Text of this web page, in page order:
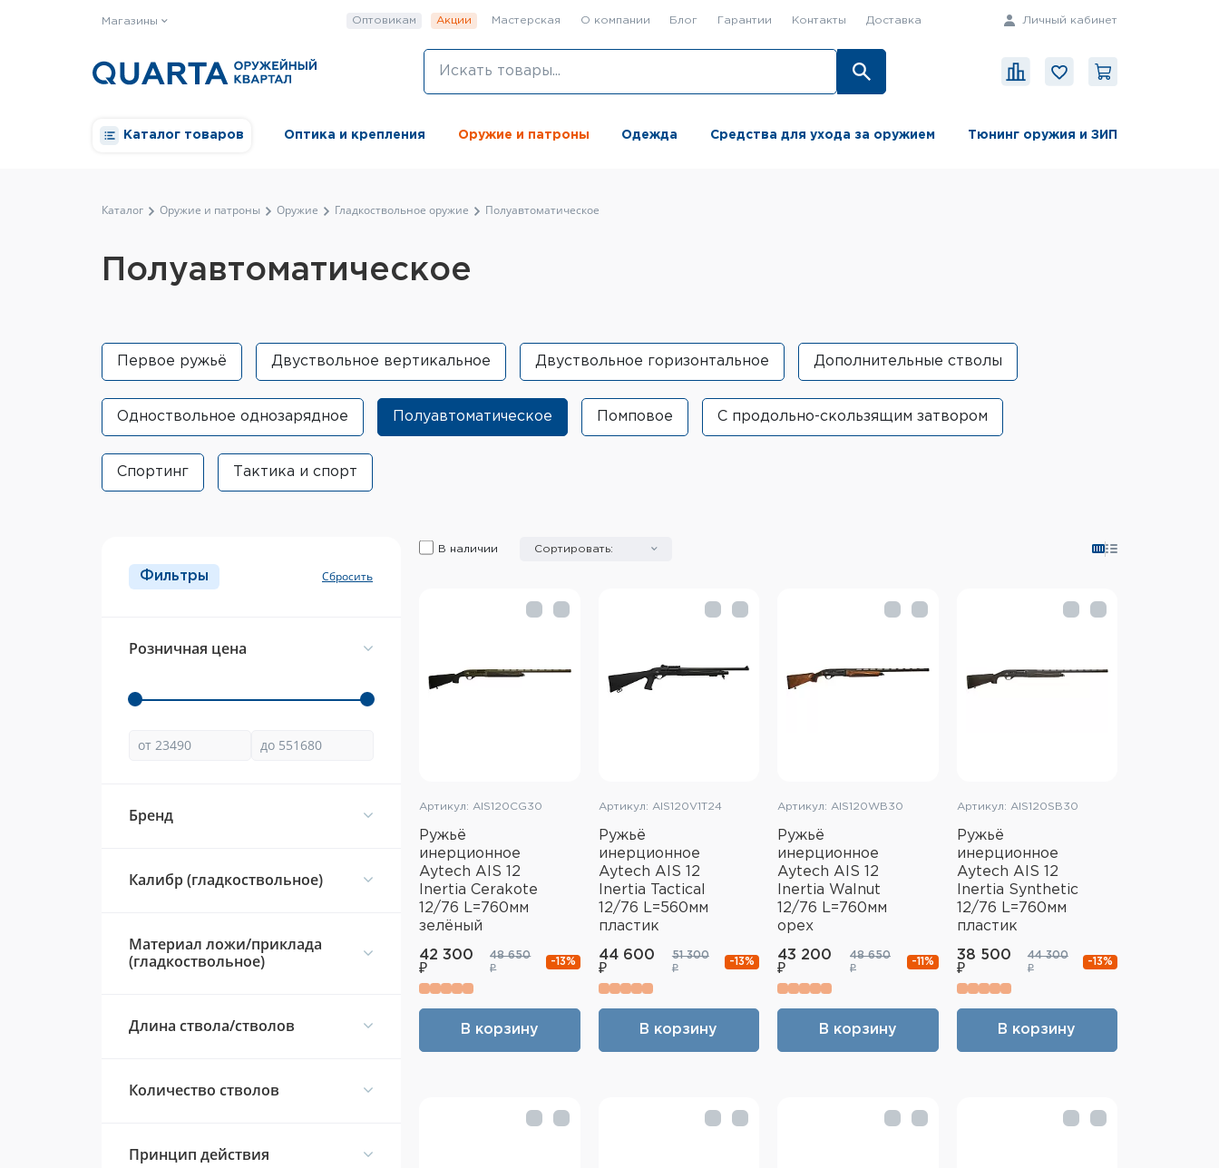
Магазины Оптовикам Акции Мастерская О компании Блог Гарантии Контакты Доставка Личный кабинет
Каталог товаров Оптика и крепления Оружие и патроны Одежда Средства для ухода за оружием Тюнинг оружия и ЗИП
Каталог Оружие и патроны Оружие Гладкоствольное оружие Полуавтоматическое
Полуавтоматическое
Первое ружьё Двуствольное вертикальное Двуствольное горизонтальное Дополнительные стволы
Одноствольное однозарядное Полуавтоматическое Помповое С продольно-скользящим затвором
Спортинг Тактика и спорт
Фильтры
Розничная цена
Брeнд
Калибр (гладкоствольное)
Материал ложи/приклада
(гладкоствольное)
Длина ствола/стволов
Количество стволов
Принцип действия
В наличии Сортировать:
Артикул: AIS120CG30
Ружьё
инерционное
Aytech AIS 12
Inertia Cerakote
12/76 L=760мм
зелёный
42 300
₽
48 650
₽
-13%
В корзину
Артикул: AIS120V1T24
Ружьё
инерционное
Aytech AIS 12
Inertia Tactical
12/76 L=560мм
пластик
44 600
₽
51 300
₽
-13%
В корзину
Артикул: AIS120WB30
Ружьё
инерционное
Aytech AIS 12
Inertia Walnut
12/76 L=760мм
орех
43 200
₽
48 650
₽
-11%
В корзину
Артикул: AIS120SB30
Ружьё
инерционное
Aytech AIS 12
Inertia Synthetic
12/76 L=760мм
пластик
38 500
₽
44 300
₽
-13%
В корзину